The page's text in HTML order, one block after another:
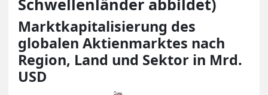
Schwellenländer abbildet)
Marktkapitalisierung des
globalen Aktienmarktes nach
Region, Land und Sektor in Mrd.
USD